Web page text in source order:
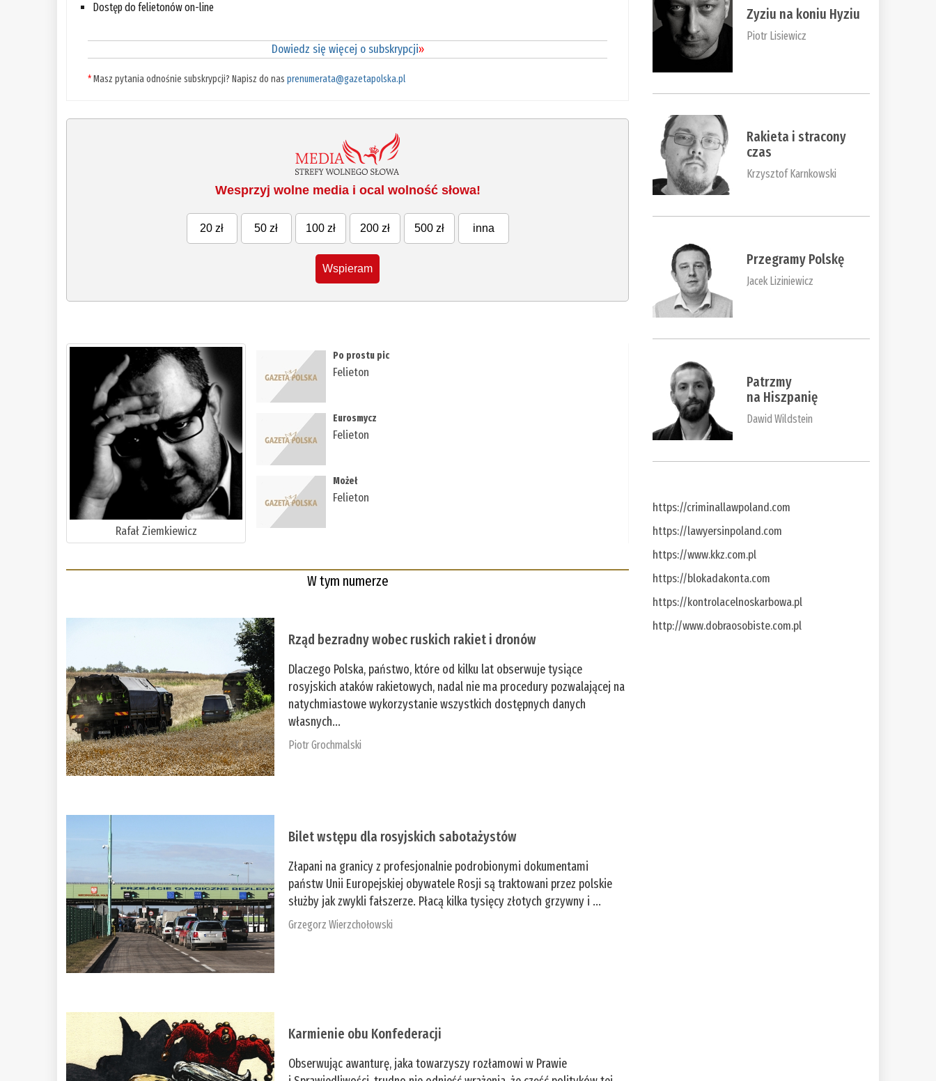
Dostęp do felietonów on-line
Dowiedz się więcej o subskrypcji»
*Masz pytania odnośnie subskrypcji? Napisz do nasprenumerata@gazetapolska.pl
Wesprzyj wolne media i ocal wolność słowa!
20 zł 50 zł 100 zł 200 zł 500 zł inna
Wspieram
Rafał Ziemkiewicz
Po prostu pic
Felieton
Eurosmycz
Felieton
Możeł
Felieton
W tym numerze
Rząd bezradny wobec ruskich rakiet i dronów
Dlaczego Polska, państwo, które od kilku lat obserwuje tysiące
rosyjskich ataków rakietowych, nadal nie ma procedury pozwalającej na
natychmiastowe wykorzystanie wszystkich dostępnych danych
własnych...
Piotr Grochmalski
Bilet wstępu dla rosyjskich sabotażystów
Złapani na granicy z profesjonalnie podrobionymi dokumentami
państw Unii Europejskiej obywatele Rosji są traktowani przez polskie
służby jak zwykli fałszerze. Płacą kilka tysięcy złotych grzywny i ...
Grzegorz Wierzchołowski
Karmienie obu Konfederacji
Obserwując awanturę, jaka towarzyszy rozłamowi w Prawie
Zyziu na koniu Hyziu
Piotr Lisiewicz
Rakieta i stracony
czas
Krzysztof Karnkowski
Przegramy Polskę
Jacek Liziniewicz
Patrzmy
na Hiszpanię
Dawid Wildstein
https://criminallawpoland.com
https://lawyersinpoland.com
https://www.kkz.com.pl
https://blokadakonta.com
https://kontrolacelnoskarbowa.pl
http://www.dobraosobiste.com.pl